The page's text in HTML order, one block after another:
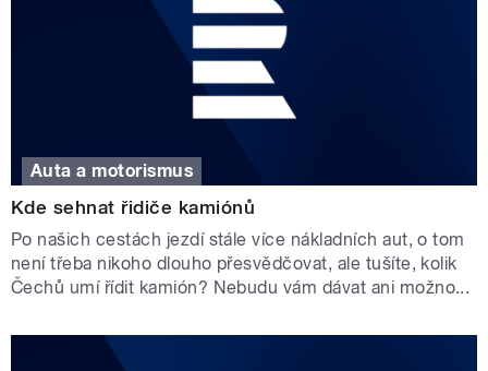
Auta a motorismus
Kde sehnat řidiče kamiónů
Po našich cestách jezdí stále více nákladních aut, o tom
není třeba nikoho dlouho přesvědčovat, ale tušíte, kolik
Čechů umí řídit kamión? Nebudu vám dávat ani možno...